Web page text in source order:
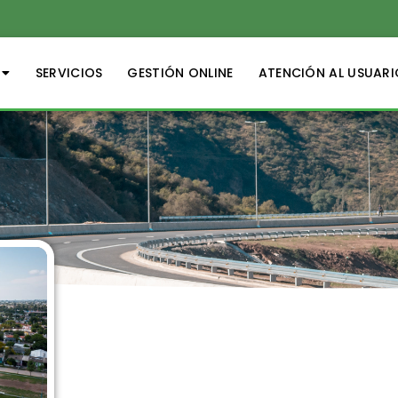
SERVICIOS GESTIÓN ONLINE ATENCIÓN AL